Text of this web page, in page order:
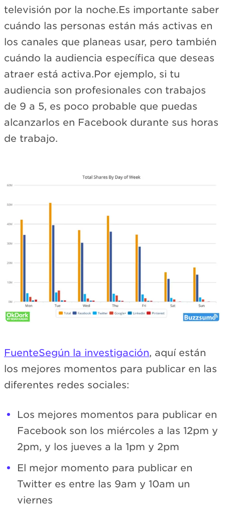
televisión por la noche.Es importante saber
cuándo las personas están más activas en
los canales que planeas usar, pero también
cuándo la audiencia específica que deseas
atraer está activa.Por ejemplo, si tu
audiencia son profesionales con trabajos
de 9 a 5, es poco probable que puedas
alcanzarlos en Facebook durante sus horas
de trabajo.
FuenteSegún la investigación, aquí están
los mejores momentos para publicar en las
diferentes redes sociales:
Los mejores momentos para publicar en
Facebook son los miércoles a las 12pm y
2pm, y los jueves a la 1pm y 2pm
El mejor momento para publicar en
Twitter es entre las 9am y 10am un
viernes